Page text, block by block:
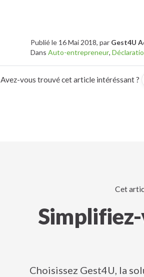
Publié le 16 Mai 2018, par Gest4U
Dans Auto-entrepreneur,
Avez-vous trouvé cet article intéréssant ?
Cet
Choisissez Gest4U, la